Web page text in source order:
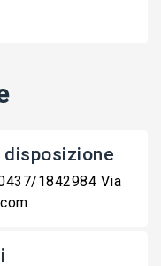
1842984 Via